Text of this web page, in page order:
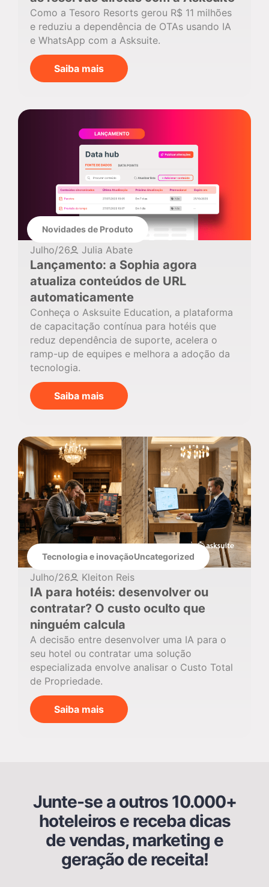
Como a Tesoro Resorts gerou R$ 11 milhões
e reduziu a dependência de OTAs usando IA
e WhatsApp com a Asksuite.
Saiba mais
Novidades de Produto
Julho/26 Julia Abate
Lançamento: a Sophia agora
atualiza conteúdos de URL
automaticamente
Conheça o Asksuite Education, a plataforma
de capacitação contínua para hotéis que
reduz dependência de suporte, acelera o
ramp-up de equipes e melhora a adoção da
tecnologia.
Saiba mais
Tecnologia e inovaçãoUncategorized
Julho/26 Kleiton Reis
IA para hotéis: desenvolver ou
contratar? O custo oculto que
ninguém calcula
A decisão entre desenvolver uma IA para o
seu hotel ou contratar uma solução
especializada envolve analisar o Custo Total
de Propriedade.
Saiba mais
Junte-se a outros 10.000+
hoteleiros e receba dicas
de vendas, marketing e
geração de receita!